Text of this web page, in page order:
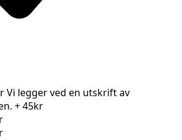
Vi legger ved en utskrift av
+ 45kr